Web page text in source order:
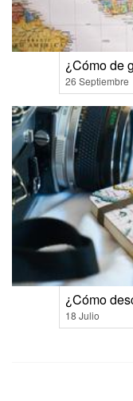
¿Cómo de
26 Septiembre
¿Cómo
18 Julio